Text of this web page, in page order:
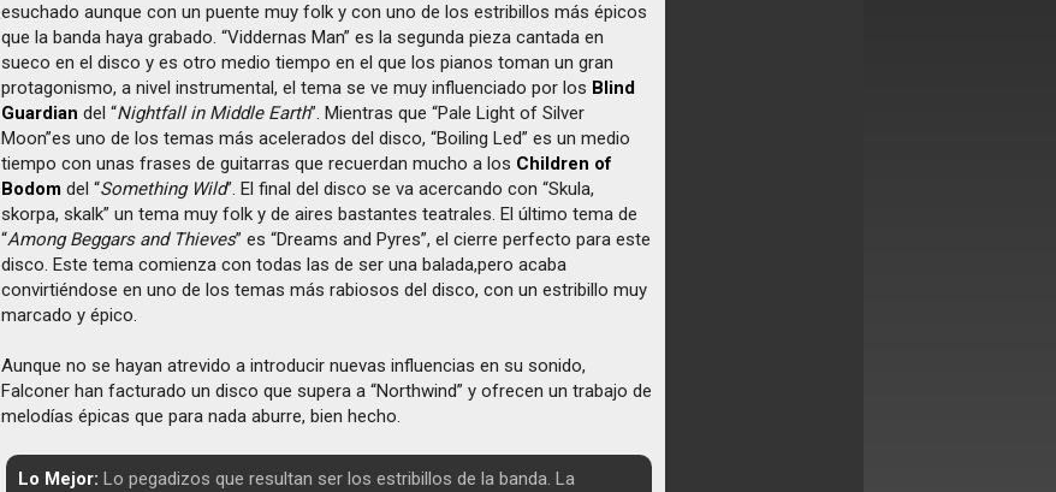
esuchado aunque con un puente muy folk y con uno de los estribillos más épicos
que la banda haya grabado. “Viddernas Man” es la segunda pieza cantada en
sueco en el disco y es otro medio tiempo en el que los pianos toman un gran
protagonismo, a nivel instrumental, el tema se ve muy influenciado por los Blind
Guardian del “Nightfall in Middle Earth”. Mientras que “Pale Light of Silver
Moon”es uno de los temas más acelerados del disco, “Boiling Led” es un medio
tiempo con unas frases de guitarras que recuerdan mucho a los Children of
Bodom del “Something Wild”. El final del disco se va acercando con “Skula,
skorpa, skalk” un tema muy folk y de aires bastantes teatrales. El último tema de
“Among Beggars and Thieves” es “Dreams and Pyres”, el cierre perfecto para este
disco. Este tema comienza con todas las de ser una balada,pero acaba
convirtiéndose en uno de los temas más rabiosos del disco, con un estribillo muy
marcado y épico.
Aunque no se hayan atrevido a introducir nuevas influencias en su sonido,
Falconer han facturado un disco que supera a “Northwind” y ofrecen un trabajo de
melodías épicas que para nada aburre, bien hecho.
Lo Mejor: Lo pegadizos que resultan ser los estribillos de la banda. La